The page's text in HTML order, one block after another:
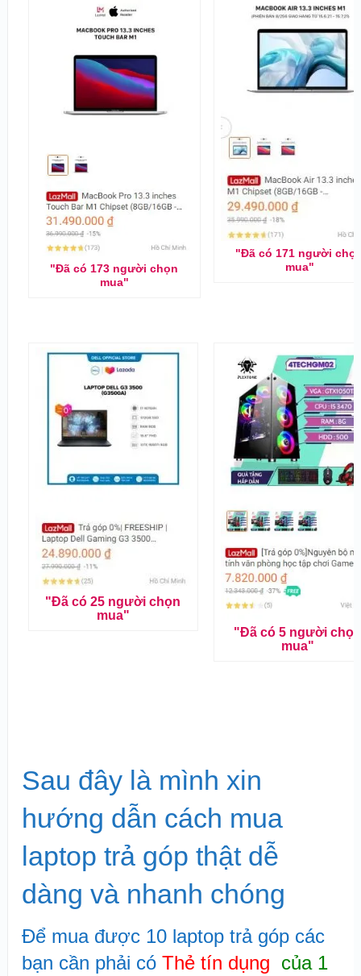
"Đã có 173 người chọn
mua"
"Đã có 171 người
mua"
"Đã có 25 người chọn
mua"
"Đã có 5 người
mua"
Sau đây là mình xin
hướng dẫn cách mua
laptop trả góp thật dễ
dàng và nhanh chóng
Để mua được 10 laptop trả góp các
bạn cần phải có Thẻ tín dụng của 1